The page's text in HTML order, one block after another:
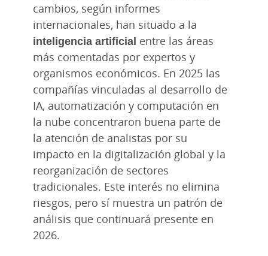
cambios, según informes
internacionales, han situado a la
inteligencia artificial entre las áreas
más comentadas por expertos y
organismos económicos. En 2025 las
compañías vinculadas al desarrollo de
IA, automatización y computación en
la nube concentraron buena parte de
la atención de analistas por su
impacto en la digitalización global y la
reorganización de sectores
tradicionales. Este interés no elimina
riesgos, pero sí muestra un patrón de
análisis que continuará presente en
2026.